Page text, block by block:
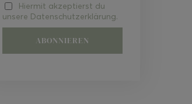
Hiermit akzeptierst du
unsere Datenschutzerklärung.